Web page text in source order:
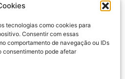
tecnologias como cookies para
Consentir com essas
comportamento de navegação ou IDs
consentimento pode afetar